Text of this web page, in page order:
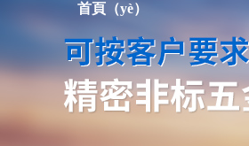
首頁（yè）